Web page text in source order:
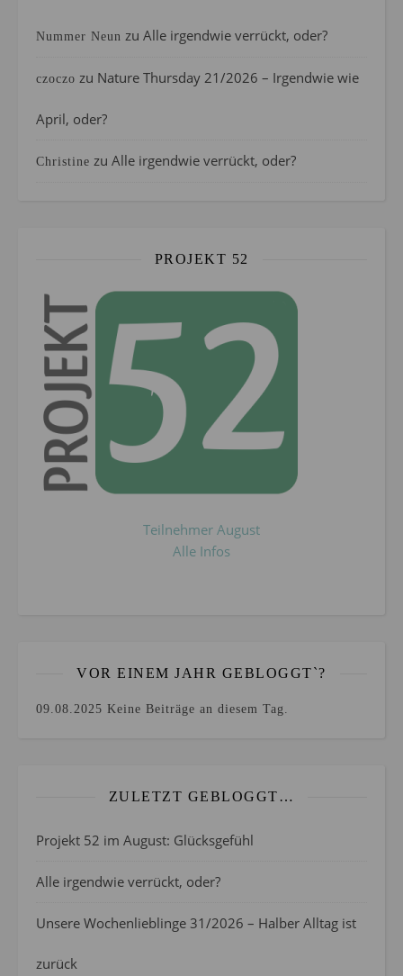
Nummer Neun zu Alle irgendwie verrückt, oder?
czoczo zu Nature Thursday 21/2026 – Irgendwie wie
April, oder?
Christine zu Alle irgendwie verrückt, oder?
PROJEKT 52
Teilnehmer August
Alle Infos
VOR EINEM JAHR GEBLOGGT`?
09.08.2025 Keine Beiträge an diesem Tag.
ZULETZT GEBLOGGT…
Projekt 52 im August: Glücksgefühl
Alle irgendwie verrückt, oder?
Unsere Wochenlieblinge 31/2026 – Halber Alltag ist
zurück